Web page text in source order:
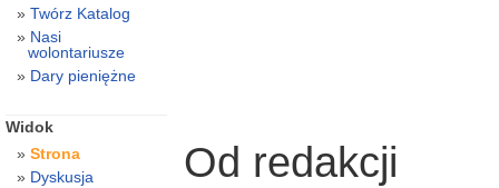
Od redakcji
Twórz Katalog
Nasi
wolontariusze
Dary pieniężne
Widok
Strona
Dyskusja